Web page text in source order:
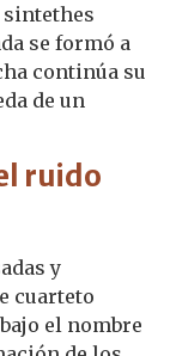
sintethes
se formó a
continúa su
de un
ruido
y
cuarteto
el nombre